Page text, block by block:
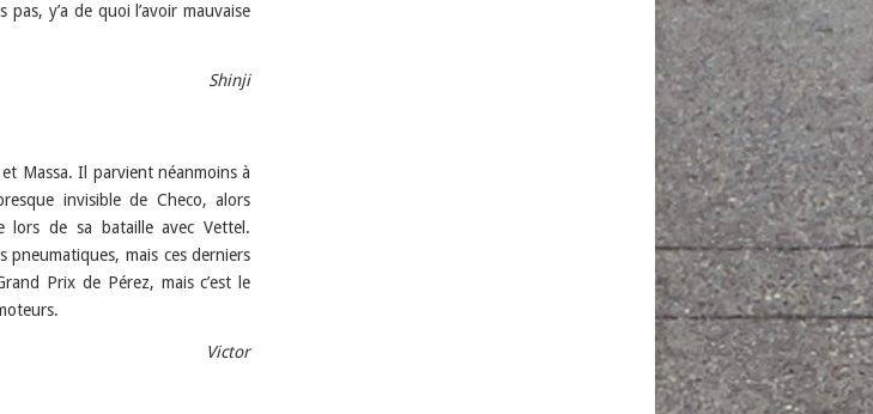
y’a de quoi l’avoir mauvaise
Shinji
Massa. Il parvient néanmoins à
invisible de Checo, alors
lors de sa bataille avec Vettel.
pneumatiques, mais ces derniers
Prix de Pérez, mais c’est le
Victor